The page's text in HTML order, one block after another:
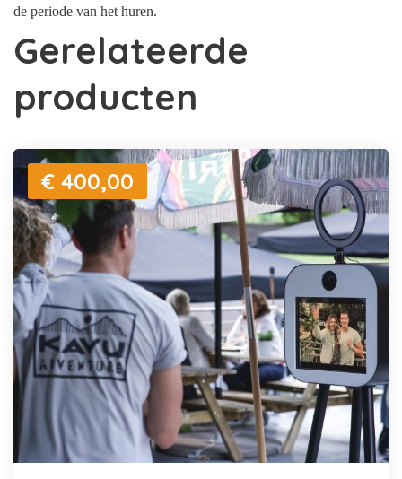
de periode van het huren.
Gerelateerde
producten
€ 400,00